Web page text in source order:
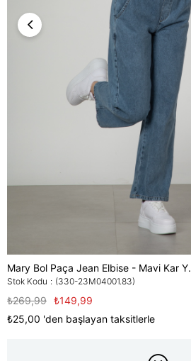
Mary Bol Paça Jean Elbise - Mavi Kar Y.
Stok Kodu (330-23M04001.83)
₺269,99 ₺149,99
₺25,00 'den başlayan taksitlerle